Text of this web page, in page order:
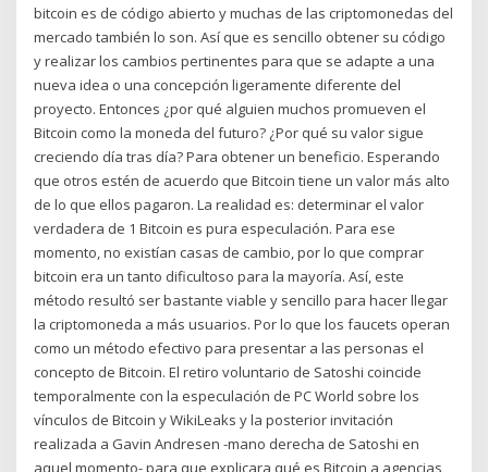
bitcoin es de código abierto y muchas de las criptomonedas del
mercado también lo son. Así que es sencillo obtener su código
y realizar los cambios pertinentes para que se adapte a una
nueva idea o una concepción ligeramente diferente del
proyecto. Entonces ¿por qué alguien muchos promueven el
Bitcoin como la moneda del futuro? ¿Por qué su valor sigue
creciendo día tras día? Para obtener un beneficio. Esperando
que otros estén de acuerdo que Bitcoin tiene un valor más alto
de lo que ellos pagaron. La realidad es: determinar el valor
verdadera de 1 Bitcoin es pura especulación. Para ese
momento, no existían casas de cambio, por lo que comprar
bitcoin era un tanto dificultoso para la mayoría. Así, este
método resultó ser bastante viable y sencillo para hacer llegar
la criptomoneda a más usuarios. Por lo que los faucets operan
como un método efectivo para presentar a las personas el
concepto de Bitcoin. El retiro voluntario de Satoshi coincide
temporalmente con la especulación de PC World sobre los
vínculos de Bitcoin y WikiLeaks y la posterior invitación
realizada a Gavin Andresen -mano derecha de Satoshi en
aquel momento- para que explicara qué es Bitcoin a agencias